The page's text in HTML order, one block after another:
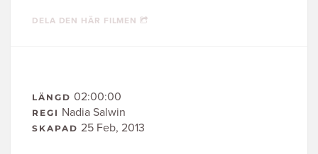
DELA DEN HÄR FILMEN
LÄNGD 02:00:00
REGI Nadia Salwin
SKAPAD 25 Feb, 2013